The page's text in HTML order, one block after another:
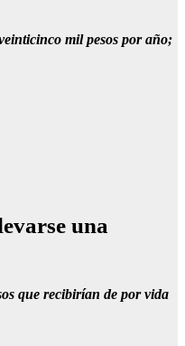
mil pesos por año;
una
que recibirían de por vida